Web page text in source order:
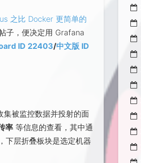
之比 Docker 更简单的
子，便决定用 Grafana
ID 22403/中文版 ID
集被监控数据并投射的面
率 等信息的查看，其中通
下层折叠板块是选定机器